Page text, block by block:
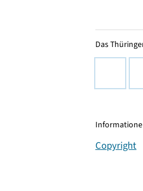
Das
Copyright